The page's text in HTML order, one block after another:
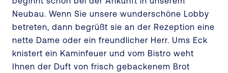
Neubau. Wenn Sie unsere wunderschöne Lobby
betreten, dann begrüßt sie an der Rezeption eine
nette Dame oder ein freundlicher Herr. Ums Eck
knistert ein Kaminfeuer und vom Bistro weht
Ihnen der Duft von frisch gebackenem Brot